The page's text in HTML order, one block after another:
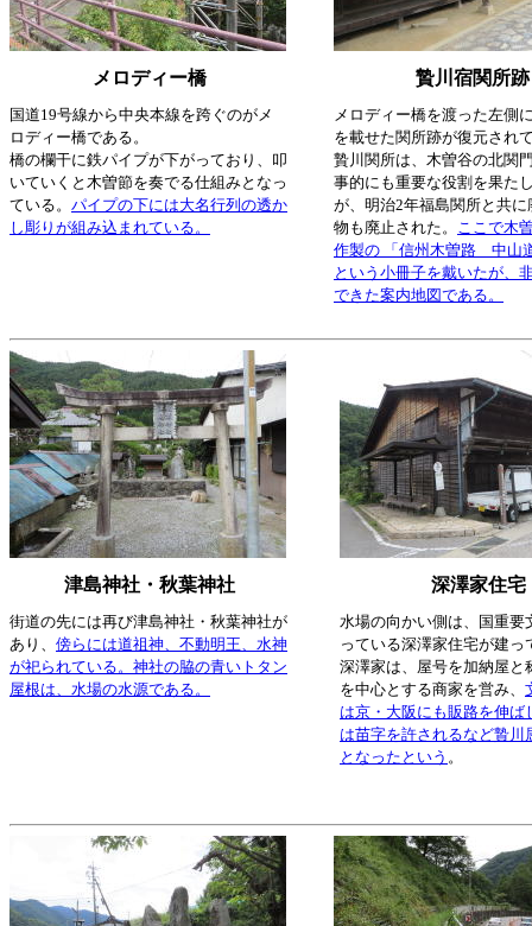
メロディー橋 贄川宿関所跡
国道19号線から中央本線を跨ぐのがメ
ロディー橋である。
橋の欄干に鉄パイプが下がっており、叩
いていくと木曽節を奏でる仕組みとなっ
ている。 パイプの下には大名行列の透か
し彫りが組み込まれている。
メロディー橋を渡った左側
を載せた関所跡が復元され
贄川関所は、木曽谷の北関
事的にも重要な役割を果た
が、明治2年福島関所と共に
物も廃止された。 ここで木
作製の 「信州木曽路 中山
という小冊子を戴いたが、
できた案内地図である。
津島神社・秋葉神社 深澤家住宅
街道の先には再び津島神社・秋葉神社が
あり、 傍らには道祖神、不動明王、水神
が祀られている。神社の脇の青いトタン
屋根は、水場の水源である。
水場の向かい側は、国重要
っている深澤家住宅が建っ
深澤家は、屋号を加納屋と
を中心とする商家を営み、
は京・大阪にも販路を伸ば
は苗字を許されるなど贄川
となったという 。